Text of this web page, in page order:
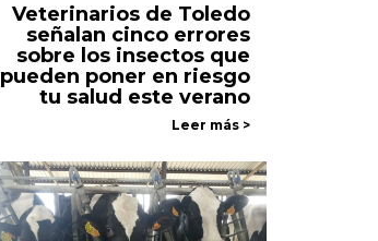
Veterinarios de Toledo
señalan cinco errores
sobre los insectos que
pueden poner en riesgo
tu salud este verano
Leer más >